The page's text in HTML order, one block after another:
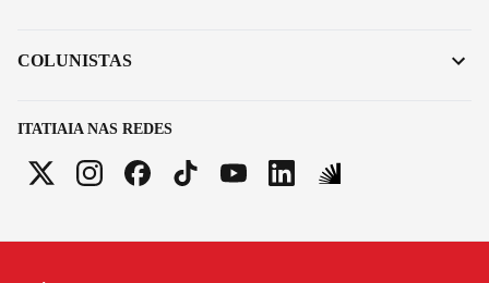
ITATIAIA NAS REDES
COLUNISTAS